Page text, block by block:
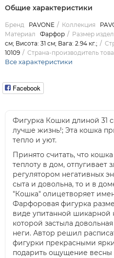
Общие характеристики
Бренд PAVONE Коллекция
Материал
Фарфор Размер
см; Висота: 31 см; Вага: 2.94 кг.;
10109
Страна-производитель
Все характеристики
Facebook
Фигурка Кошки длиной 31
лучше жизнь!; Эта кошка
тепло и уют.
Принято считать, что
теплоту в дом, отпугивает
регулятором негативных
сыта и довольна, то и в
"Кошка" олицетворяет
Фарфоровая фигурка
виде упитанной шикарной
которой застыла
неги. Автор решил
фигурки прекрасными
подарить ощущение весны